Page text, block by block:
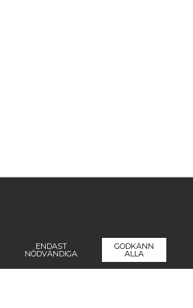
ENDAST
NÖDVÄNDIGA
GODKÄNN
ALLA